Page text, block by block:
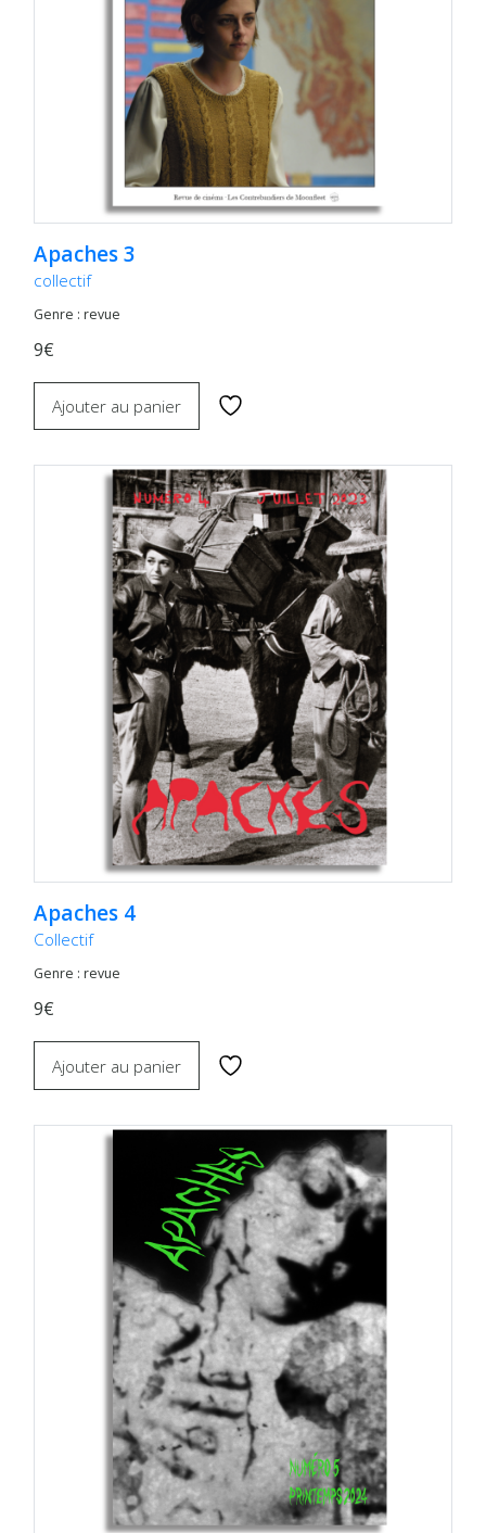
Apaches 3
collectif
Genre : revue
9€
Ajouter au panier
Apaches 4
Collectif
Genre : revue
9€
Ajouter au panier